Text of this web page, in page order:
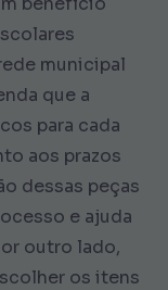
municipal
que a
para cada
aos prazos
dessas peças
e ajuda
outro lado,
os itens